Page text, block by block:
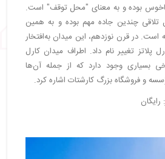
بوده و به معنای "محل توقف" است.
تلاقی چندین جاده مهم بوده و به همین
است. در قرن نوزدهم، این میدان به‌افتخار
پلاتز تغییر نام داد. اطراف میدان کارل
بسیاری وجود دارد که از جمله آن‌ها
و فروشگاه بزرگ کارشتات اشاره کرد.
رایگان